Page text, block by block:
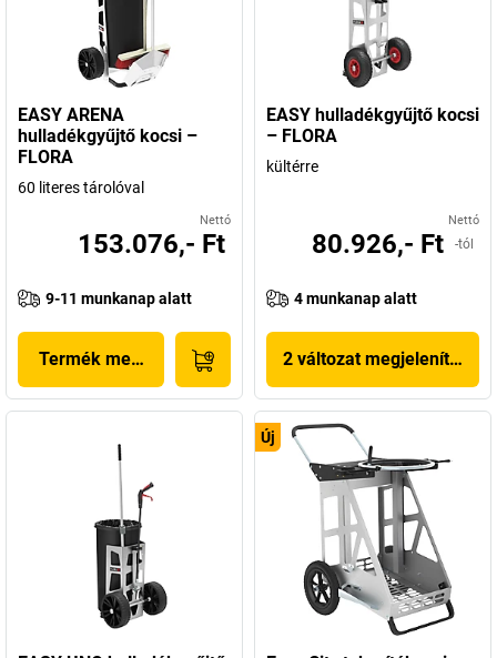
EASY ARENA
hulladékgyűjtő kocsi –
FLORA
60 literes tárolóval
Nettó
153.076,- Ft
9-11 munkanap alatt
Termék megjelenítése
EASY hulladékgyűjtő kocsi
– FLORA
kültérre
Nettó
80.926,- Ft -tól
4 munkanap alatt
2 változat megjelenítése
Új